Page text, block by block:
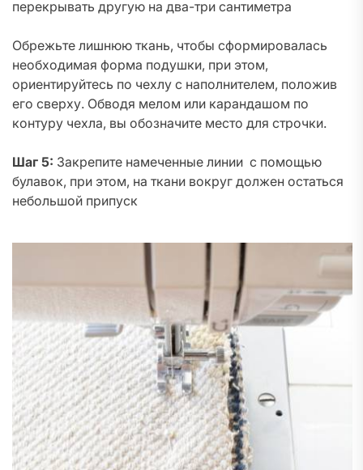
перекрывать другую на два-три сантиметра
Обрежьте лишнюю ткань, чтобы сформировалась
необходимая форма подушки, при этом,
ориентируйтесь по чехлу с наполнителем, положив
его сверху. Обводя мелом или карандашом по
контуру чехла, вы обозначите место для строчки.
Шаг 5: Закрепите намеченные линии с помощью
булавок, при этом, на ткани вокруг должен остаться
небольшой припуск